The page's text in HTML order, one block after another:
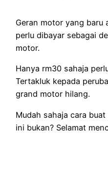
Geran motor yang baru
perlu dibayar sebagai
motor.
Hanya rm30 sahaja
Tertakluk kepada
grand motor hilang.
Mudah sahaja cara
ini bukan? Selamat